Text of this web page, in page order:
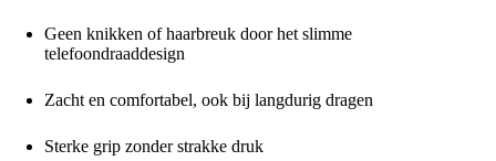
Geen knikken of haarbreuk door het slimme
telefoondraaddesign
Zacht en comfortabel, ook bij langdurig dragen
Sterke grip zonder strakke druk